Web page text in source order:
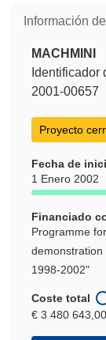
Información
MACHMINI
Identificador
2001-00657
Proyecto
Fecha de
1 Enero 2002
Financiado
Programme
demonstration
1998-2002"
Coste total
€ 3 480 643,00